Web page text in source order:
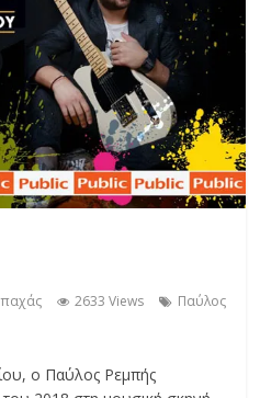
2633 Views
Παύλος
ο Παύλος Ρεμπής